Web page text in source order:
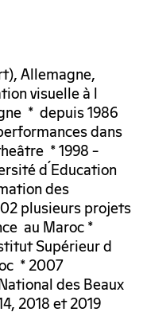
Allemagne,
visuelle à l
* depuis 1986
dans
* 1998 –
d´Education
des
plusieurs projets
au Maroc *
Supérieur d
* 2007
des Beaux
2018 et 2019